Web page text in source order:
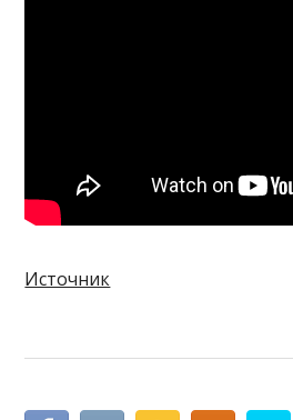
Источник